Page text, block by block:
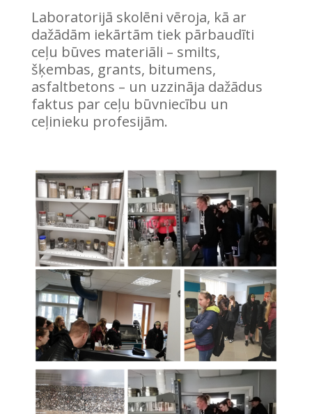
Laboratorijā skolēni vēroja, kā ar
dažādām iekārtām tiek pārbaudīti
ceļu būves materiāli – smilts,
šķembas, grants, bitumens,
asfaltbetons – un uzzināja dažādus
faktus par ceļu būvniecību un
ceļinieku profesijām.